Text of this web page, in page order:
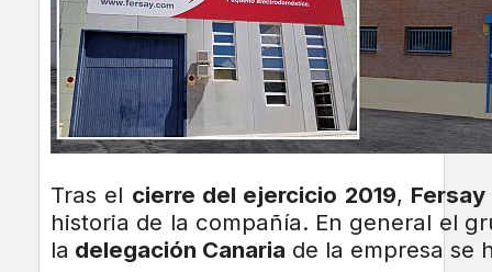
Tras el cierre del ejercicio 2019, Fersay
historia de la compañía. En general el
la delegación Canaria de la empresa se